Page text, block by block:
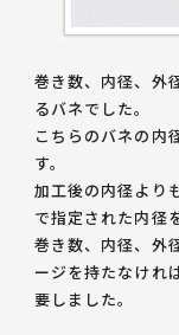
巻き数、内径、外
るバネでした。
こちらのバネの内
す。
加工後の内径より
で指定された内径
巻き数、内径、外
ージを持たなけれ
要しました。